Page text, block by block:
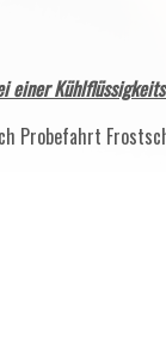
einer
Probefahrt